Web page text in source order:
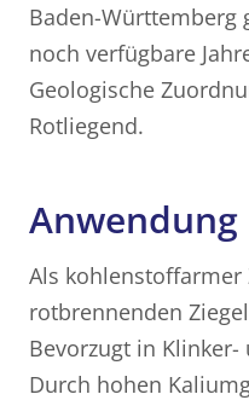
Baden-Württemberg
noch verfügbare
Geologische
Rotliegend.
Anwendung
Als
rotbrennenden
Bevorzugt in Klinker-
Durch hohen